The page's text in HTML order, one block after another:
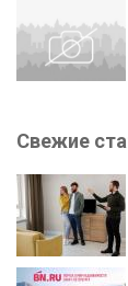
Свежие